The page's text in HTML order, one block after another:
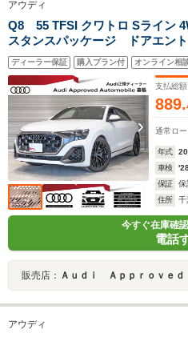
アウディ
Q8 55 TFSI クワトロ Sライン
スタンスパッケージ ドアエン
ル
ディーラー保証 購入プラン付 オンライン相
支払総額
889.
通常ロー
年式
車検
保証
保
住所
千
今すぐ在庫確
電話
販売店： Ａｕｄｉ Ａｐｐｒｏｖｅ
アウディ